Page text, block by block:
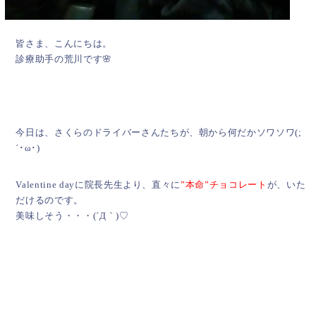
皆さま、こんにちは。
診療助手の荒川です🌸
今日は、さくらのドライバーさんたちが、朝から何だかソワソワ(;
´･ω･)
Valentine dayに院長先生より、直々に”本命”チョコレート が、いた
だけるのです。
美味しそう・・・(´Д｀)♡